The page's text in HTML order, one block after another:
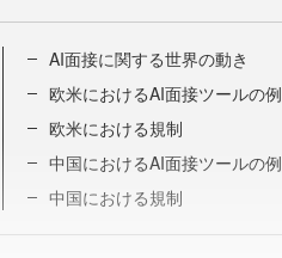
AI面接に関する世界の動き
欧米におけるAI面接ツールの例
欧米における規制
中国におけるAI面接ツールの例
中国における規制